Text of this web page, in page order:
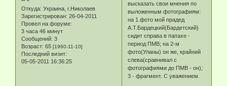
Откуда: Украина, г.Николаев
Зарегистрирован: 26-04-2011
Провел на форуме:
3 часа 46 минут
Сообщений: 3
Возраст: 65 [1960-11-10]
Последний визит:
05-05-2011 16:36:25
высказать свои мнения по
выложенным фотографиям:
на 1 фото мой прадед
А.Т.Бардецкий(Бардетский)
сидит справа в папахе -
период ПМВ; на 2-м
фото(Уланы) он же, крайний
слева(сравнивал с
фотографиями до ПМВ - он);
3 - фрагмент. С уважением.